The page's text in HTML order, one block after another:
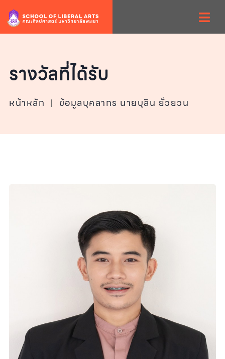
รางวัลที่ได้รับ
หน้าหลัก | ข้อมูลบุคลากร นายบุลิน ยั่วยวน